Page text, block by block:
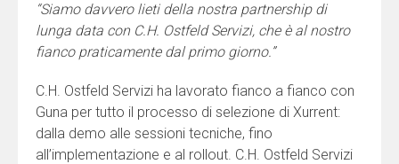
“Siamo davvero lieti della nostra partnership di
lunga data con C.H. Ostfeld Servizi, che è al nostro
fianco praticamente dal primo giorno.”
C.H. Ostfeld Servizi ha lavorato fianco a fianco con
Guna per tutto il processo di selezione di Xurrent:
dalla demo alle sessioni tecniche, fino
all’implementazione e al rollout. C.H. Ostfeld Servizi